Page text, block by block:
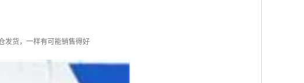
发货，一样有可能销售得好